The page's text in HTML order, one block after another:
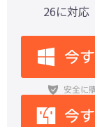
26に対応